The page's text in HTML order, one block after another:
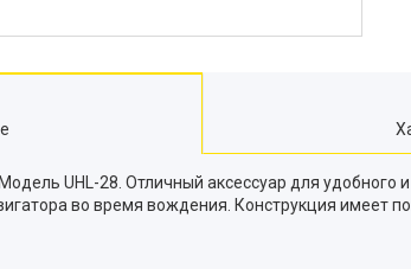
UHL-28. Отличный аксессуар для
во время вождения. Конструкция имеет